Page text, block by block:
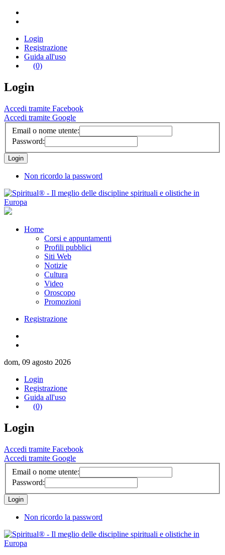
Login
Registrazione
Guida all'uso
(0)
Login
Accedi tramite Facebook
Accedi tramite Google
Email o nome utente:
Password:
Non ricordo la password
Home
Corsi e appuntamenti
Profili pubblici
Siti Web
Notizie
Cultura
Video
Oroscopo
Promozioni
Registrazione
dom, 09 agosto 2026
Login
Registrazione
Guida all'uso
(0)
Login
Accedi tramite Facebook
Accedi tramite Google
Email o nome utente:
Password:
Non ricordo la password